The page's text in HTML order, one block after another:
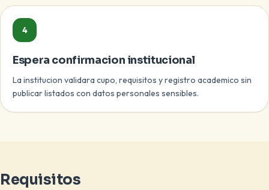
4
Espera confirmacion institucional
La institucion validara cupo, requisitos y registro academico sin
publicar listados con datos personales sensibles.
Requisitos